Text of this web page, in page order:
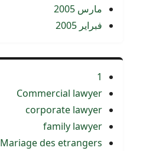
مارس 2005
فبراير 2005
1
Commercial lawyer
corporate lawyer
family lawyer
Mariage des etrangers